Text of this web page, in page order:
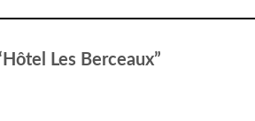
Les Berceaux”